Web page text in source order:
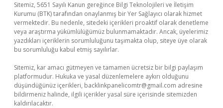
Sitemiz, 5651 Sayılı Kanun gereğince Bilgi Teknolojileri ve İletişim
Kurumu (BTK) tarafından onaylanmış bir Yer Sağlayıcı olarak hizmet
vermektedir. Bu nedenle, sitedeki içerikleri proaktif olarak denetleme
veya araştırma yükümlülüğümüz bulunmamaktadır. Ancak, üyelerimiz
yazdıkları içeriklerin sorumluluğunu taşımakta olup, siteye üye olarak
bu sorumluluğu kabul etmiş sayılırlar.
Sitemiz, kar amacı gütmeyen ve tamamen ücretsiz bir bilgi paylaşım
platformudur. Hukuka ve yasal düzenlemelere aykırı olduğunu
düşündüğünüz içerikleri, backlinkpanelicomtr@gmail.com adresine
bildirmeniz halinde, ilgili içerikler yasal süre içerisinde sitemizden
kaldırılacaktır.